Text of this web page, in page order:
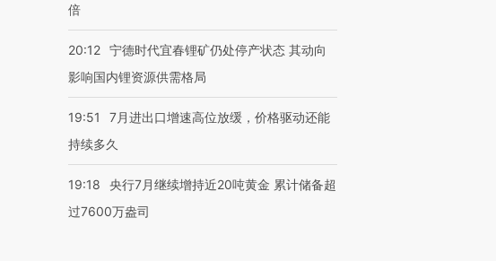
倍
20:12 宁德时代宜春锂矿仍处停产状态 其动向
影响国内锂资源供需格局
19:51
7月进出口增速高位放缓，价格驱动还能
持续多久
19:18
央行7月继续增持近20吨黄金 累计储备超
过7600万盎司